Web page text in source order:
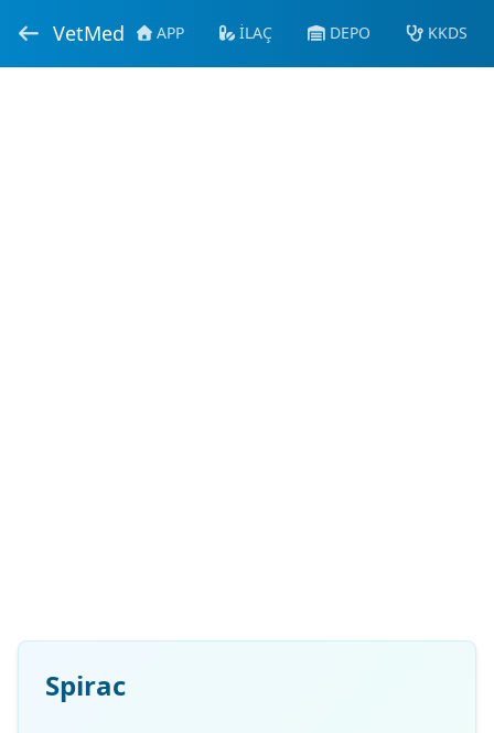
VetMed APP İLAÇ DEPO KKDS
Spirac